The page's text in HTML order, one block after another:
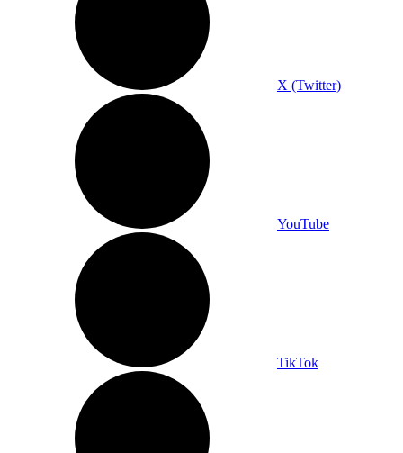
X (Twitter)
YouTube
TikTok